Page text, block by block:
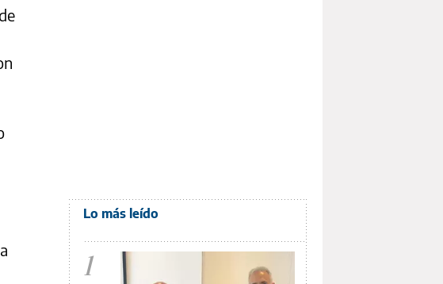
Lo más leído
1